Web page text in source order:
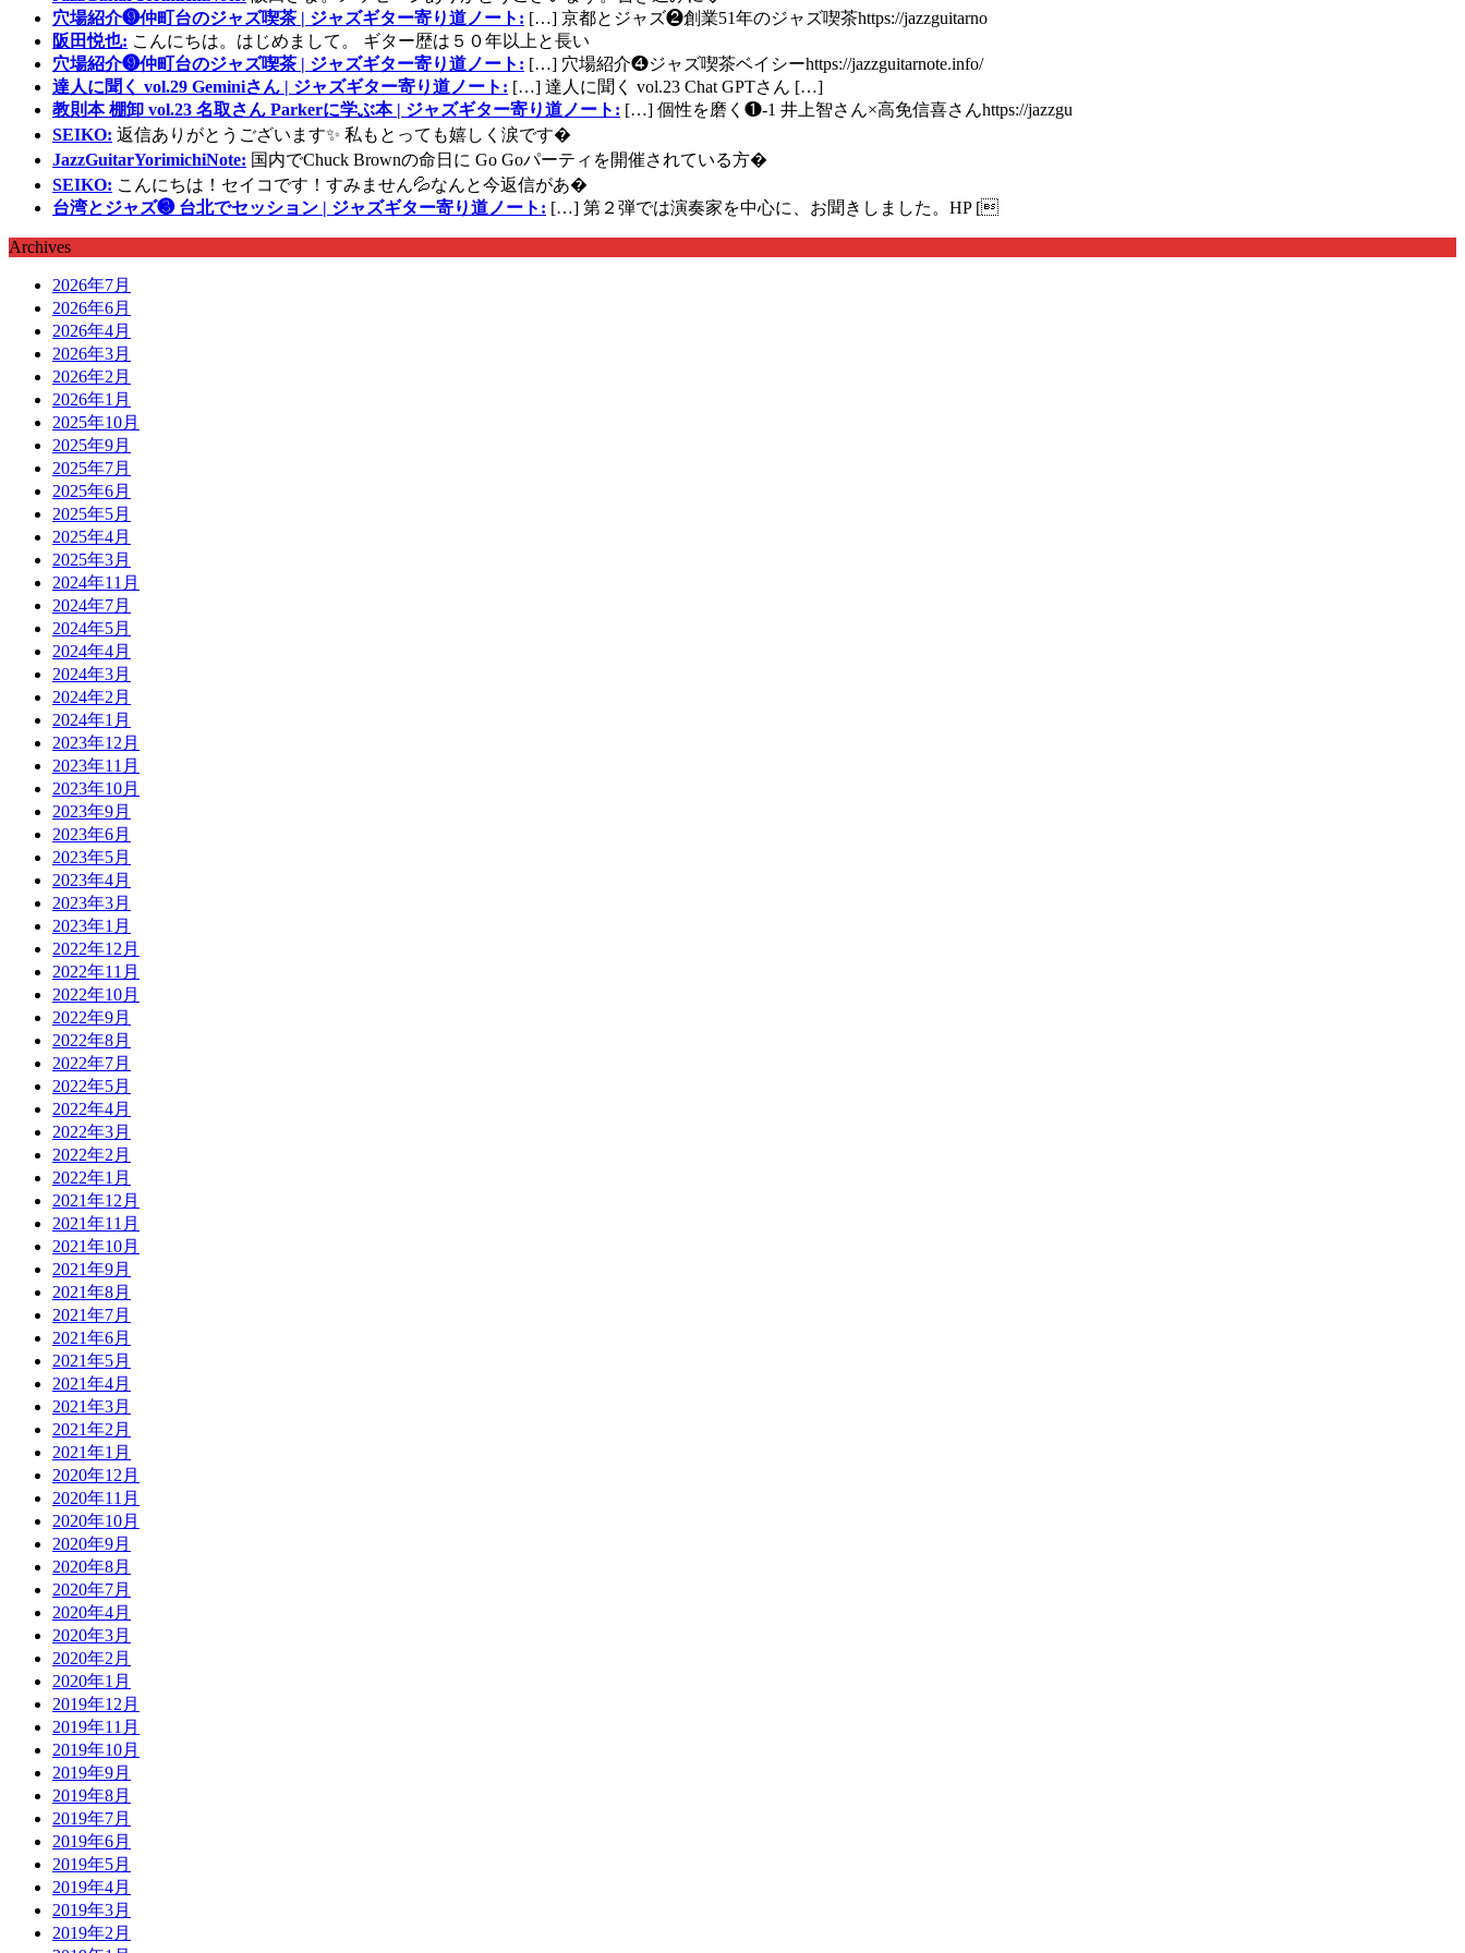
穴場紹介❾仲町台のジャズ喫茶 | ジャズギター寄り道ノート: […] 京都とジャズ❷創業51年のジャズ喫茶https://jazzguitarno
阪田悦也: こんにちは。はじめまして。 ギター歴は５０年以上と長い
穴場紹介❾仲町台のジャズ喫茶 | ジャズギター寄り道ノート: […] 穴場紹介❹ジャズ喫茶ベイシーhttps://jazzguitarnote.info/
達人に聞く vol.29 Geminiさん | ジャズギター寄り道ノート: […] 達人に聞く vol.23 Chat GPTさん […]
教則本 棚卸 vol.23 名取さん Parkerに学ぶ本 | ジャズギター寄り道ノート: […] 個性を磨く❶-1 井上智さん×高免信喜さんhttps://jazzgu
SEIKO: 返信ありがとうございます✨ 私もとっても嬉しく涙です�
JazzGuitarYorimichiNote: 国内でChuck Brownの命日に Go Goパーティを開催されている方�
SEIKO: こんにちは！セイコです！すみません💦なんと今返信があ�
台湾とジャズ❸ 台北でセッション | ジャズギター寄り道ノート: […] 第２弾では演奏家を中心に、お聞きしました。HP [
Archives
2026年7月
2026年6月
2026年4月
2026年3月
2026年2月
2026年1月
2025年10月
2025年9月
2025年7月
2025年6月
2025年5月
2025年4月
2025年3月
2024年11月
2024年7月
2024年5月
2024年4月
2024年3月
2024年2月
2024年1月
2023年12月
2023年11月
2023年10月
2023年9月
2023年6月
2023年5月
2023年4月
2023年3月
2023年1月
2022年12月
2022年11月
2022年10月
2022年9月
2022年8月
2022年7月
2022年5月
2022年4月
2022年3月
2022年2月
2022年1月
2021年12月
2021年11月
2021年10月
2021年9月
2021年8月
2021年7月
2021年6月
2021年5月
2021年4月
2021年3月
2021年2月
2021年1月
2020年12月
2020年11月
2020年10月
2020年9月
2020年8月
2020年7月
2020年4月
2020年3月
2020年2月
2020年1月
2019年12月
2019年11月
2019年10月
2019年9月
2019年8月
2019年7月
2019年6月
2019年5月
2019年4月
2019年3月
2019年2月